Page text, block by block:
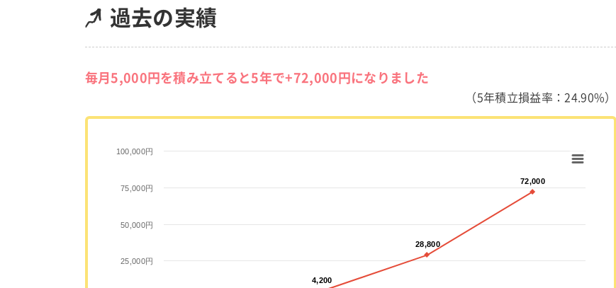
過去の実績
毎月5,000円を積み立てると5年で+72,000円になりました
（5年積立損益率：24.90%）
4,200
4,200
28,800
28,800
72,000
72,000
25,000円
50,000円
75,000円
100,000円